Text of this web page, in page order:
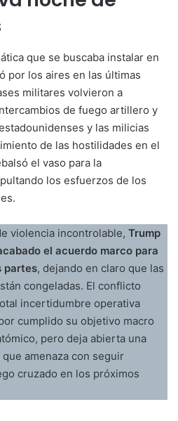
que se buscaba instalar en
por los aires en las últimas
militares volvieron a
de fuego artillero y
y las milicias
de las hostilidades en el
el vaso para la
los esfuerzos de los
violencia incontrolable, Trump
el acuerdo marco para
partes, dejando en claro que las
congeladas. El conflicto
incertidumbre operativa
cumplido su objetivo macro
pero deja abierta una
amenaza con seguir
cruzado en los próximos